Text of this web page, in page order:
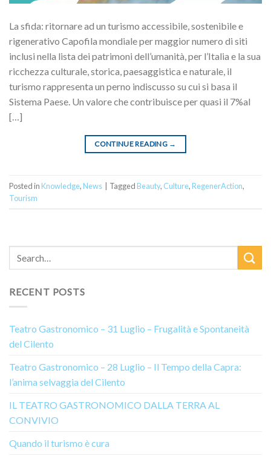
La sfida: ritornare ad un turismo accessibile, sostenibile e
rigenerativo Capofila mondiale per maggior numero di siti
inclusi nella lista dei patrimoni dell’umanità, per l’Italia e la sua
ricchezza culturale, storica, paesaggistica e naturale, il
turismo rappresenta un perno indiscusso su cui si basa il
Sistema Paese. Un valore che contribuisce per quasi il 7%al
[…]
CONTINUE READING →
Posted in Knowledge, News Tagged Beauty, Culture, RegenerAction,
Tourism
RECENT POSTS
Teatro Gastronomico – 31 Luglio – Frugalità e Spontaneità
del Cilento
Teatro Gastronomico – 28 Luglio – Il Tempo della Capra:
l’anima selvaggia del Cilento
IL TEATRO GASTRONOMICO DALLA TERRA AL
CONVIVIO
Quando il turismo è cura